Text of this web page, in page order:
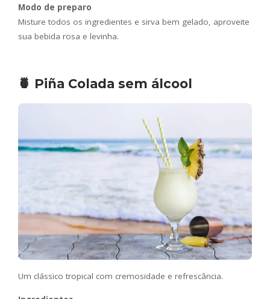
Modo de preparo
Misture todos os ingredientes e sirva bem gelado, aproveite
sua bebida rosa e levinha.
🍍 Piña Colada sem álcool
Um clássico tropical com cremosidade e refrescância.